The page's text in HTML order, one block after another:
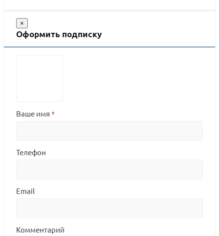
×
Оформить подписку
Ваше имя *
Телефон
Email
Комментарий